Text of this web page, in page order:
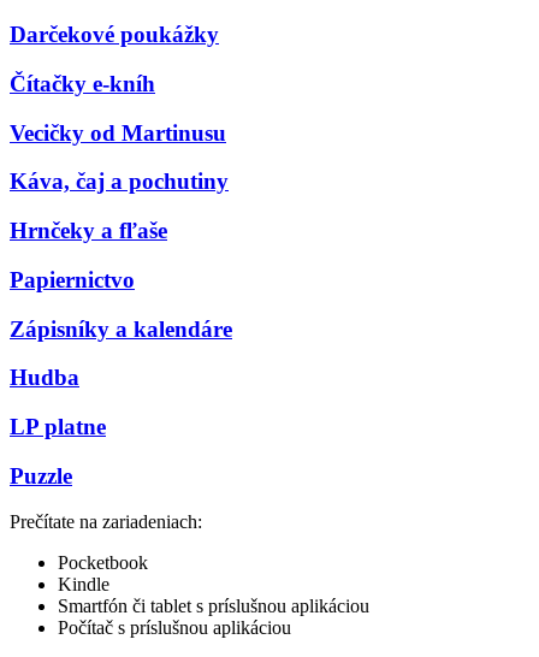
Darčekové poukážky
Čítačky e-kníh
Vecičky od Martinusu
Káva, čaj a pochutiny
Hrnčeky a fľaše
Papiernictvo
Zápisníky a kalendáre
Hudba
LP platne
Puzzle
Prečítate na zariadeniach:
Pocketbook
Kindle
Smartfón či tablet s príslušnou aplikáciou
Počítač s príslušnou aplikáciou